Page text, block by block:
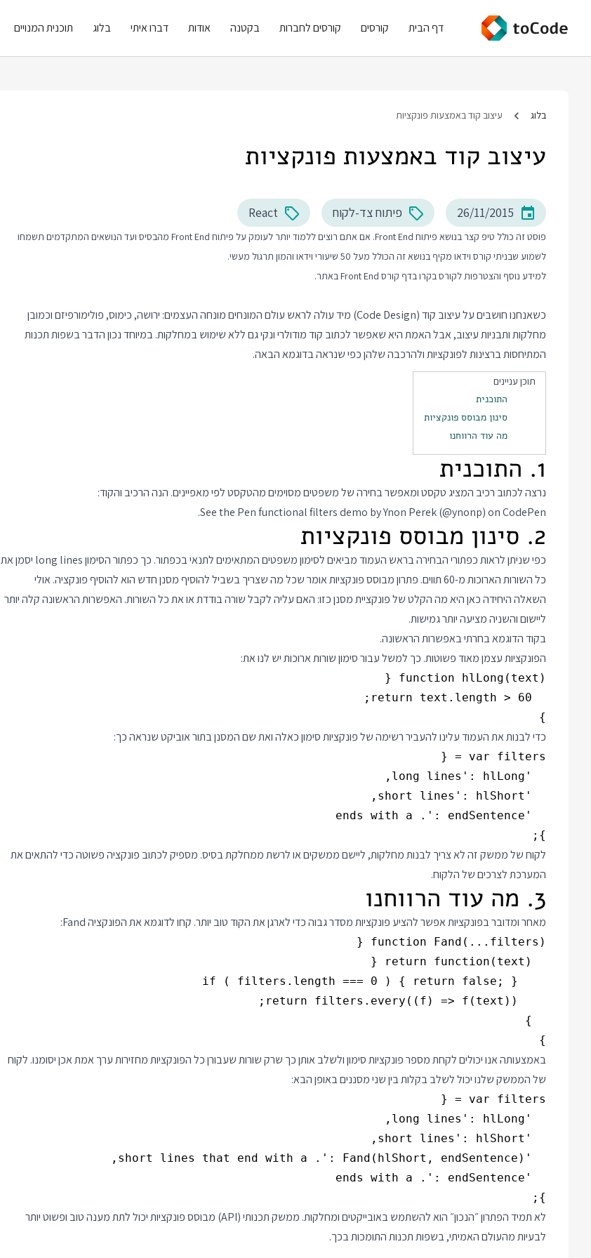
דף הבית קורסים קורסים לחברות בקטנה אודות דברו איתי בלוג תוכנית המנויים
בלוג עיצוב קוד באמצעות פונקציות
עיצוב קוד באמצעות פונקציות
26/11/2015 פיתוח צד-לקוח React
פוסט זה כולל טיפ קצר בנושא פיתוח Front End. אם אתם רוצים ללמוד יותר לעומק על פיתוח Front End מהבסיס ועד הנושאים המתקדמים תשמחו
לשמוע שבניתי קורס וידאו מקיף בנושא זה הכולל מעל 50 שיעורי וידאו והמון תרגול מעשי.
למידע נוסף והצטרפות לקורס בקרו בדף קורס Front End באתר.
כשאנחנו חושבים על עיצוב קוד (Code Design) מיד עולה לראש עולם המונחים מונחה העצמים: ירושה, כימוס, פולימורפיזם וכמובן
מחלקות ותבניות עיצוב, אבל האמת היא שאפשר לכתוב קוד מודולרי ונקי גם ללא שימוש במחלקות. במיוחד נכון הדבר בשפות תכנות
המתיחסות ברצינות לפונקציות ולהרכבה שלהן כפי שנראה בדוגמא הבאה.
תוכן עניינים
התוכנית
סינון מבוסס פונקציות
מה עוד הרווחנו
1. התוכנית
נרצה לכתוב רכיב המציג טקסט ומאפשר בחירה של משפטים מסוימים מהטקסט לפי מאפיינים. הנה הרכיב והקוד:
See the Penfunctional filters demo by Ynon Perek (@ynonp) onCodePen
.
2. סינון מבוסס פונקציות
כפי שניתן לראות כפתורי הבחירה בראש העמוד מביאים לסימון משפטים המתאימים לתנאי בכפתור. כך כפתור הסימון long lines יסמן את
כל השורות הארוכות מ-60 תווים. פתרון מבוסס פונקציות אומר שכל מה שצריך בשביל להוסיף מסנן חדש הוא להוסיף פונקציה. אולי
השאלה היחידה כאן היא מה הקלט של פונקציית מסנן כזו: האם עליה לקבל שורה בודדת או את כל השורות. האפשרות הראשונה קלה יותר
ליישום והשניה מציעה יותר גמישות.
בקוד הדוגמא בחרתי באפשרות הראשונה.
הפונקציות עצמן מאוד פשוטות. כך למשל עבור סימון שורות ארוכות יש לנו את:
}
כדי לבנות את העמוד עלינו להעביר רשימה של פונקציות סימון כאלה ואת שם המסנן בתור אוביקט שנראה כך:
};
לקוח של ממשק זה לא צריך לבנות מחלקות, ליישם ממשקים או לרשת ממחלקת בסיס. מספיק לכתוב פונקציה פשוטה כדי להתאים את
המערכת לצרכים של הלקוח.
3. מה עוד הרווחנו
מאחר ומדובר בפונקציות אפשר להציע פונקציות מסדר גבוה כדי לארגן את הקוד טוב יותר. קחו לדוגמא את הפונקציה Fand:
}
באמצעותה אנו יכולים לקחת מספר פונקציות סימון ולשלב אותן כך שרק שורות שעבורן כל הפונקציות מחזירות ערך אמת אכן יסומנו. לקוח
של הממשק שלנו יכול לשלב בקלות בין שני מסננים באופן הבא:
};
לא תמיד הפתרון ״הנכון״ הוא להשתמש באובייקטים ומחלקות. ממשק תכנותי (API) מבוסס פונקציות יכול לתת מענה טוב ופשוט יותר
לבעיות מהעולם האמיתי, בשפות תכנות התומכות בכך.